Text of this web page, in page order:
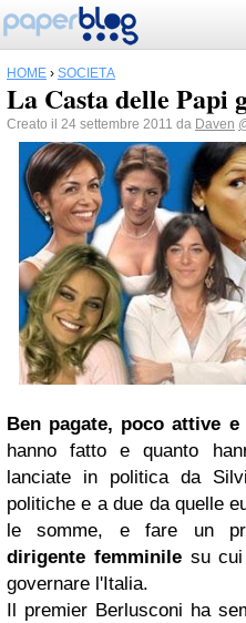
HOME › SOCIETÀ
La Casta delle Papi
Creato il 24 settembre 2011 da Daven
Ben pagate, poco attive
hanno fatto e quanto
lanciate in politica da
politiche e a due da quelle
le somme, e fare un
dirigente femminilesu cui
governare l'Italia.
Il premier Berlusconi ha